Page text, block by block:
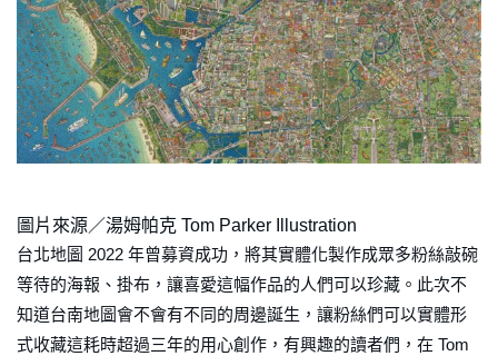
圖片來源／湯姆帕克 Tom Parker Illustration
台北地圖 2022 年曾募資成功，將其實體化製作成眾多粉絲敲碗
等待的海報、掛布，讓喜愛這幅作品的人們可以珍藏。此次不
知道台南地圖會不會有不同的周邊誕生，讓粉絲們可以實體形
式收藏這耗時超過三年的用心創作，有興趣的讀者們，在 Tom